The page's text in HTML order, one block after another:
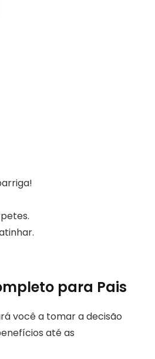
para Pais
você a tomar a decisão
até as